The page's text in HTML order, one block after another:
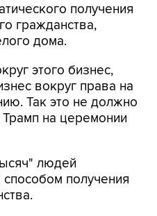
получения
гражданства,
дома.
этого бизнес,
вокруг права на
Так это не должно
Трамп на церемонии
людей
получения